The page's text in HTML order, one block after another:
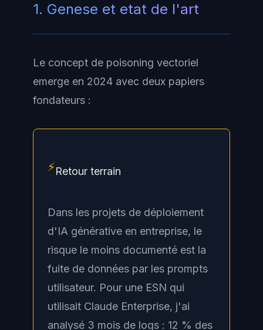
1. Genese et etat de l'art
Le concept de poisoning vectoriel
emerge en 2024 avec deux papiers
fondateurs :
⚡Retour terrain
Dans les projets de déploiement
d'IA générative en entreprise, le
risque le moins documenté est la
fuite de données par les prompts
utilisateur. Pour une ESN qui
utilisait Claude Enterprise, j'ai
analysé 3 mois de logs : 12 % des